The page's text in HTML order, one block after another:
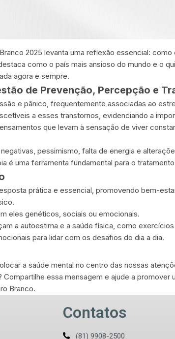
2025 levanta uma reflexão essencial:
como o país mais ansioso do mundo e o
agora e sempre.
de Prevenção, Percepção e
e pânico, frequentemente associadas ao
a esses transtornos, evidenciando a
que levam à sensação de viver
pessimismo, falta de energia e
é uma ferramenta fundamental para o
prática e essencial, promovendo bem-
eles genéticos, sociais ou emocionais.
a autoestima e a saúde física, como
para lidar com os desafios do dia a dia.
a saúde mental no centro das nossas
essa mensagem e ajude a promover
Branco.
Contatos
(81) 9908-2500